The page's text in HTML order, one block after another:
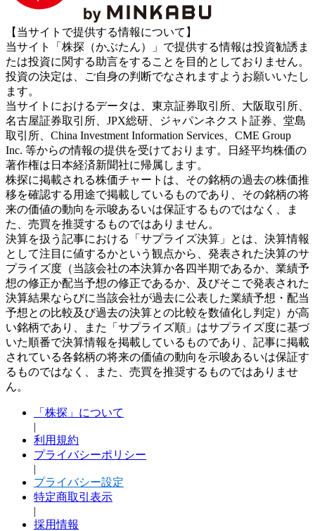
【当サイトで提供する情報について】
当サイト「株探（かぶたん）」で提供する情報は投資勧誘ま
たは投資に関する助言をすることを目的としておりません。
投資の決定は、ご自身の判断でなされますようお願いいたし
ます。
当サイトにおけるデータは、東京証券取引所、大阪取引所、
名古屋証券取引所、JPX総研、ジャパンネクスト証券、堂島
取引所、China Investment Information Services、CME Group
Inc. 等からの情報の提供を受けております。日経平均株価の
著作権は日本経済新聞社に帰属します。
株探に掲載される株価チャートは、その銘柄の過去の株価推
移を確認する用途で掲載しているものであり、その銘柄の将
来の価値の動向を示唆あるいは保証するものではなく、ま
た、売買を推奨するものではありません。
決算を扱う記事における「サプライズ決算」とは、決算情報
として注目に値するかという観点から、発表された決算のサ
プライズ度（当該会社の本決算か各四半期であるか、業績予
想の修正か配当予想の修正であるか、及びそこで発表された
決算結果ならびに当該会社が過去に公表した業績予想・配当
予想との比較及び過去の決算との比較を数値化し判定）が高
い銘柄であり、また「サプライズ順」はサプライズ度に基づ
いた順番で決算情報を掲載しているものであり、記事に掲載
されている各銘柄の将来の価値の動向を示唆あるいは保証す
るものではなく、また、売買を推奨するものではありませ
ん。
「株探」について
|
利用規約
プライバシーポリシー
|
プライバシー設定
特定商取引表示
|
採用情報